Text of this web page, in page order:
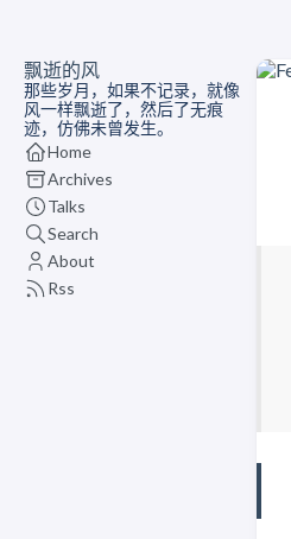
飘逝的风
那些岁月，如果不记录，就像
风一样飘逝了，然后了无痕
迹，仿佛未曾发生。
Home
Archives
Talks
Search
About
Rss